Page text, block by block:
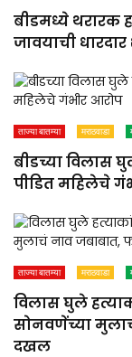
बीडमध्ये थरारक
जावयाची
ताज्या बातम्या मराठवाडा
बीडच्या विलास
पीडित महिलेचे
ताज्या बातम्या मराठवाडा
विलास घुले
सोनवणेंच्या
दखल